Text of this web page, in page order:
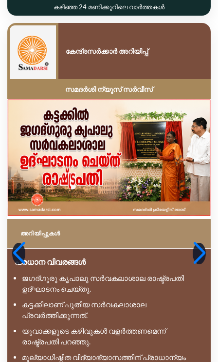
കഴിഞ്ഞ 24 മണിക്കൂറിലെ വാർത്തകൾ
കേന്ദ്രസർക്കാർ അറിയിപ്പ്
സമദർശി ന്യൂസ് സർവീസ്
അറിയിപ്പുകള്‍
പ്രധാന വിവരങ്ങൾ
ജഗദ്ഗുരു കൃപാലു സർവകലാശാല രാഷ്ട്രപതി
ഉദ്ഘാടനം ചെയ്തു.
കട്ടക്കിലാണ് പുതിയ സർവകലാശാല
പ്രവർത്തിക്കുന്നത്.
യുവാക്കളുടെ കഴിവുകൾ വളർത്തണമെന്ന്
രാഷ്ട്രപതി പറഞ്ഞു.
മൂല്യാധിഷ്ഠിത വിദ്യാഭ്യാസത്തിന് പ്രാധാന്യം